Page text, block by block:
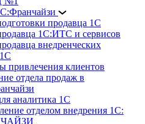
продавца 1С
1С:ИТС и сервисов
внедренческих
привлечения клиентов
отдела продаж в
аналитика 1С
отделом внедрения 1С: